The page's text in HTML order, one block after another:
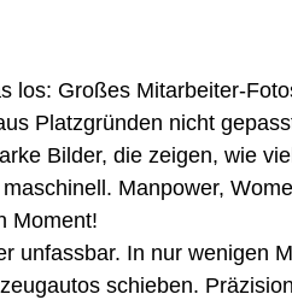
los: Großes Mitarbeiter-
Platzgründen nicht
Bilder, die zeigen, wie
Manpower,
Moment!
unfassbar. In nur wenigen
schieben.